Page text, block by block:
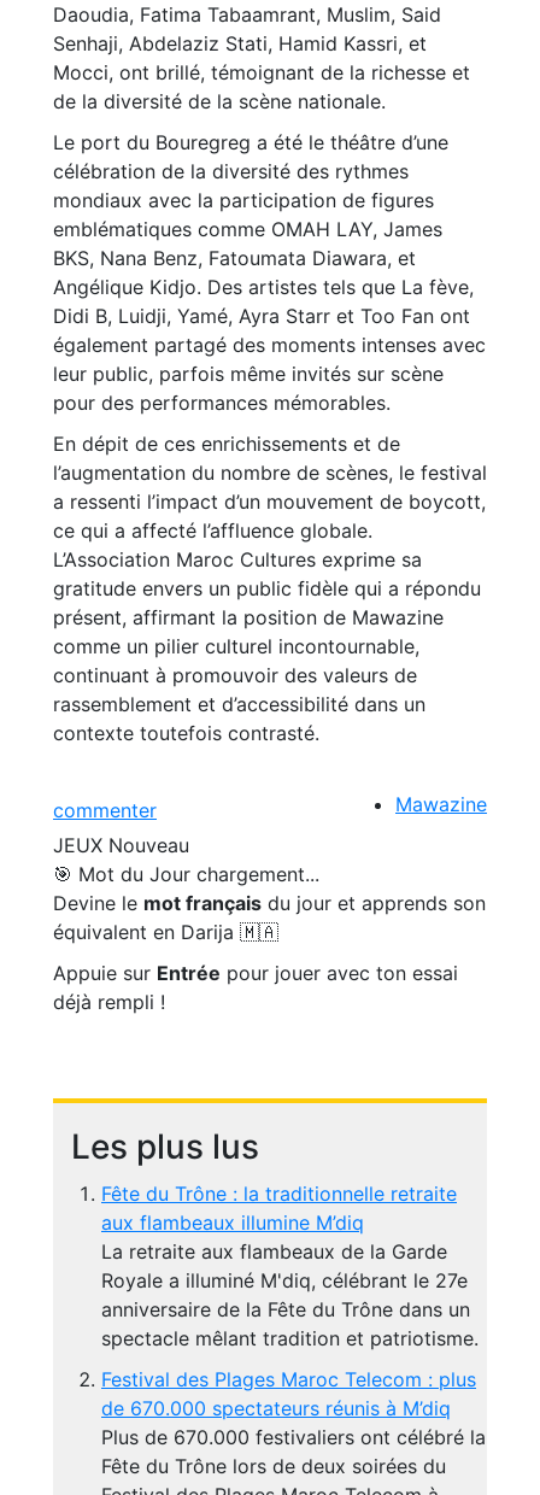
Daoudia, Fatima Tabaamrant, Muslim, Said
Senhaji, Abdelaziz Stati, Hamid Kassri, et
Mocci, ont brillé, témoignant de la richesse et
de la diversité de la scène nationale.
Le port du Bouregreg a été le théâtre d’une
célébration de la diversité des rythmes
mondiaux avec la participation de figures
emblématiques comme OMAH LAY, James
BKS, Nana Benz, Fatoumata Diawara, et
Angélique Kidjo. Des artistes tels que La fève,
Didi B, Luidji, Yamé, Ayra Starr et Too Fan ont
également partagé des moments intenses avec
leur public, parfois même invités sur scène
pour des performances mémorables.
En dépit de ces enrichissements et de
l’augmentation du nombre de scènes, le festival
a ressenti l’impact d’un mouvement de boycott,
ce qui a affecté l’affluence globale.
L’Association Maroc Cultures exprime sa
gratitude envers un public fidèle qui a répondu
présent, affirmant la position de Mawazine
comme un pilier culturel incontournable,
continuant à promouvoir des valeurs de
rassemblement et d’accessibilité dans un
contexte toutefois contrasté.
commenter
Mawazine
JEUX Nouveau
🎯 Mot du Jour chargement...
Devine le mot français du jour et apprends son
équivalent en Darija 🇲🇦
Appuie sur Entrée pour jouer avec ton essai
déjà rempli !
Les plus lus
Fête du Trône : la traditionnelle retraite
aux flambeaux illumine M’diq
La retraite aux flambeaux de la Garde
Royale a illuminé M'diq, célébrant le 27e
anniversaire de la Fête du Trône dans un
spectacle mêlant tradition et patriotisme.
Festival des Plages Maroc Telecom : plus
de 670.000 spectateurs réunis à M’diq
Plus de 670.000 festivaliers ont célébré la
Fête du Trône lors de deux soirées du